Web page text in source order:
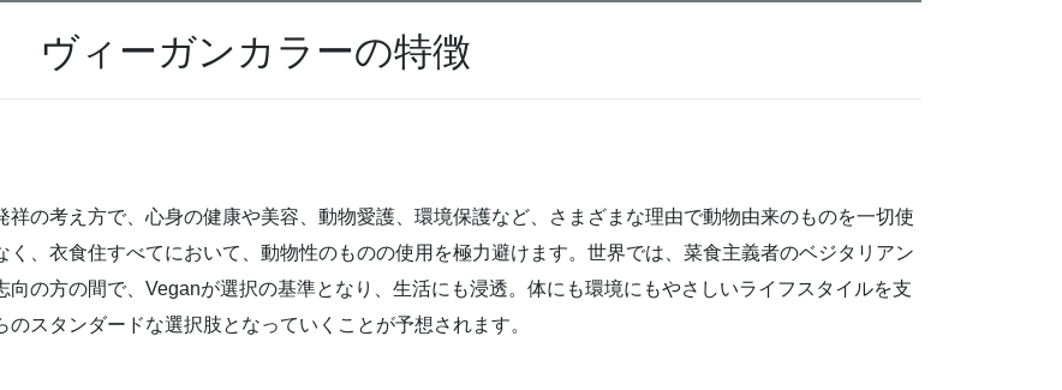
ヴィーガンカラーの特徴
の考え方で、心身の健康や美容、動物愛護、環境保護など、さまざまな理由で動物由来のものを一切使
、衣食住すべてにおいて、動物性のものの使用を極力避けます。世界では、菜食主義者のベジタリアン
の方の間で、Veganが選択の基準となり、生活にも浸透。体にも環境にもやさしいライフスタイルを支
スタンダードな選択肢となっていくことが予想されます。